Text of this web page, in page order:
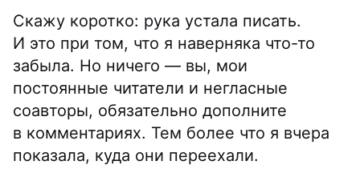
Скажу коротко: рука устала писать.
И это при том, что я наверняка что-то
забыла. Но ничего — вы, мои
постоянные читатели и негласные
соавторы, обязательно дополните
в комментариях. Тем более что я вчера
показала, куда они переехали.